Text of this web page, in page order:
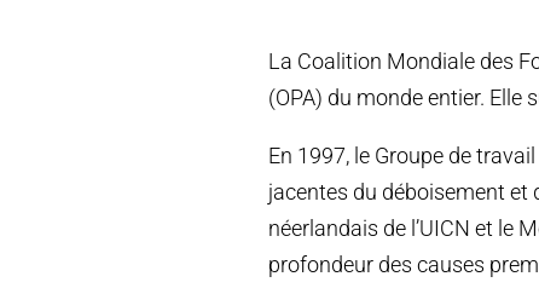
La Coalition Mondiale des
(OPA) du monde entier. Elle
En 1997, le Groupe de
jacentes du déboisement et
néerlandais de l’UICN et le
profondeur des causes